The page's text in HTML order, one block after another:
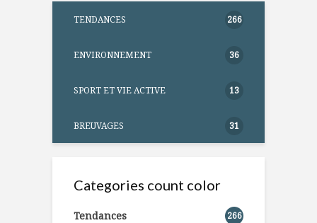
TENDANCES 266
ENVIRONNEMENT 36
SPORT ET VIE ACTIVE 13
BREUVAGES 31
Categories count color
Tendances 266